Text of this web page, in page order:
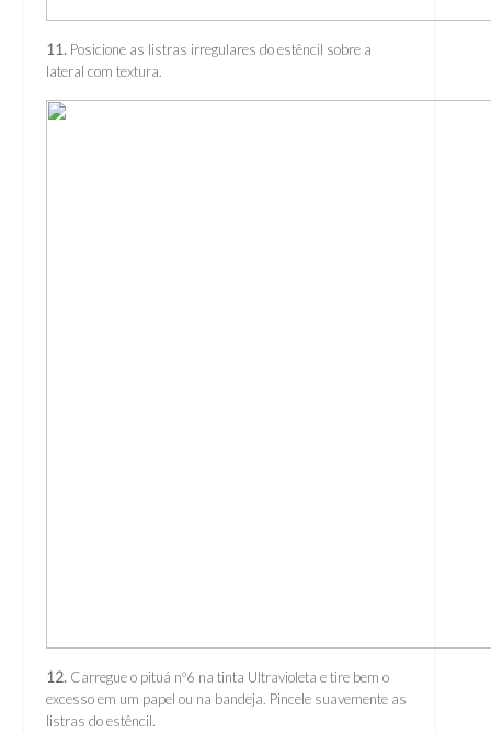
11. Posicione as listras irregulares do estêncil sobre a
lateral com textura.
12. Carregue o pituá nº6 na tinta Ultravioleta e tire bem o
excesso em um papel ou na bandeja. Pincele suavemente as
listras do estêncil.